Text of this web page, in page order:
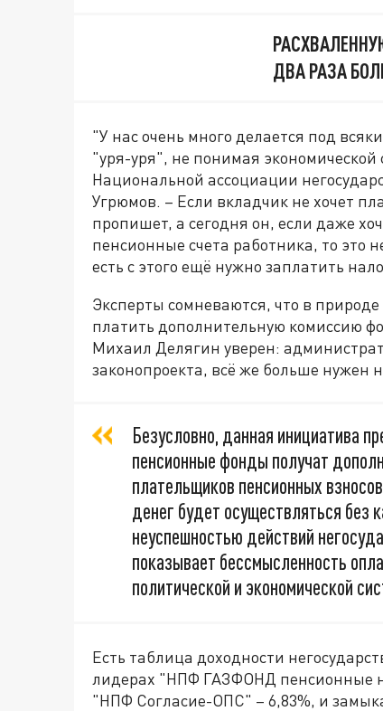
ДВА РАЗА
"У нас очень много делается под
"уря-уря", не понимая экономической
Национальной ассоциации
Угрюмов. – Если вкладчик не хочет
пропишет, а сегодня он, если даже
пенсионные счета работника, то это
есть с этого ещё нужно заплатить
Эксперты сомневаются, что в
платить дополнительную комиссию
Михаил Делягин уверен:
законопроекта, всё же больше нужен
Безусловно, данная инициатива
пенсионные фонды получат
плательщиков пенсионных
денег будет осуществляться без
неуспешностью действий
показывает бессмысленность
политической и экономической
Есть таблица доходности
лидерах "НПФ ГАЗФОНД пенсионные
"НПФ Согласие-ОПС" – 6,83%, и